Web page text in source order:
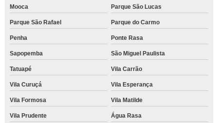
Mooca Parque São Lucas
Parque São Rafael Parque do Carmo
Penha Ponte Rasa
Sapopemba São Miguel Paulista
Tatuapé Vila Carrão
Vila Curuçá Vila Esperança
Vila Formosa Vila Matilde
Vila Prudente
Água Rasa